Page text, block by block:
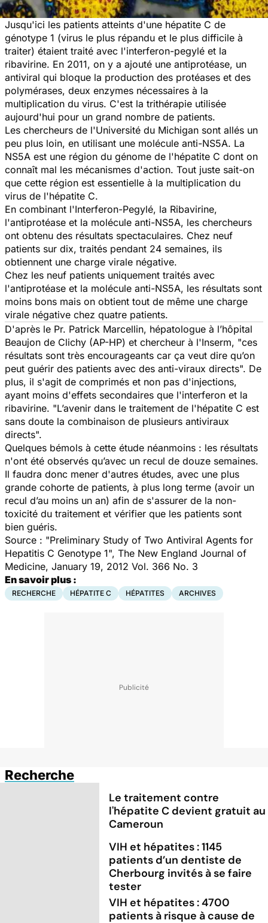
Jusqu'ici les patients atteints d'une hépatite C de
génotype 1 (virus le plus répandu et le plus difficile à
traiter) étaient traité avec l'interferon-pegylé et la
ribavirine. En 2011, on y a ajouté une antiprotéase, un
antiviral qui bloque la production des protéases et des
polymérases, deux enzymes nécessaires à la
multiplication du virus. C'est la trithérapie utilisée
aujourd'hui pour un grand nombre de patients.
Les chercheurs de l'Université du Michigan sont allés un
peu plus loin, en utilisant une molécule anti-NS5A. La
NS5A est une région du génome de l'hépatite C dont on
connaît mal les mécanismes d'action. Tout juste sait-on
que cette région est essentielle à la multiplication du
virus de l'hépatite C.
En combinant l'Interferon-Pegylé, la Ribavirine,
l'antiprotéase et la molécule anti-NS5A, les chercheurs
ont obtenu des résultats spectaculaires. Chez neuf
patients sur dix, traités pendant 24 semaines, ils
obtiennent une charge virale négative.
Chez les neuf patients uniquement traités avec
l'antiprotéase et la molécule anti-NS5A, les résultats sont
moins bons mais on obtient tout de même une charge
virale négative chez quatre patients.
D'après le Pr. Patrick Marcellin, hépatologue à l’hôpital
Beaujon de Clichy (AP-HP) et chercheur à l'Inserm, "ces
résultats sont très encourageants car ça veut dire qu’on
peut guérir des patients avec des anti-viraux directs". De
plus, il s'agit de comprimés et non pas d'injections,
ayant moins d'effets secondaires que l'interferon et la
ribavirine. "L’avenir dans le traitement de l'hépatite C est
sans doute la combinaison de plusieurs antiviraux
directs".
Quelques bémols à cette étude néanmoins : les résultats
n'ont été observés qu’avec un recul de douze semaines.
Il faudra donc mener d'autres études, avec une plus
grande cohorte de patients, à plus long terme (avoir un
recul d’au moins un an) afin de s'assurer de la non-
toxicité du traitement et vérifier que les patients sont
bien guéris.
Source : "Preliminary Study of Two Antiviral Agents for
Hepatitis C Genotype 1", The New England Journal of
Medicine, January 19, 2012 Vol. 366 No. 3
En savoir plus :
RECHERCHE HÉPATITE C HÉPATITES ARCHIVES
Recherche
Le traitement contre
l'hépatite C devient gratuit au
Cameroun
VIH et hépatites : 1145
patients d’un dentiste de
Cherbourg invités à se faire
tester
VIH et hépatites : 4700
patients à risque à cause de